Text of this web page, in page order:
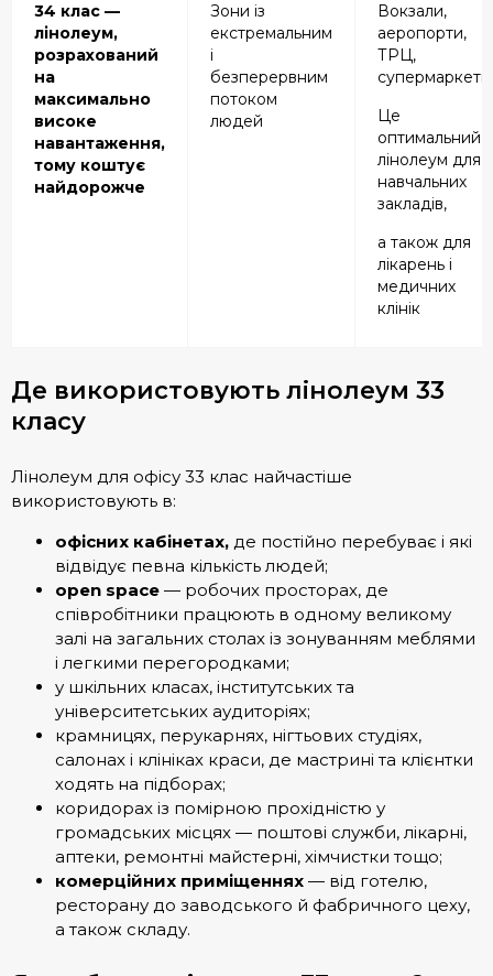
34 клас —
лінолеум,
розрахований
на
максимально
високе
навантаження,
тому коштує
найдорожче
Зони із
екстремальним
і
безперервним
потоком
людей
Вокзали,
аеропорти,
ТРЦ,
супермаркети.
Це
оптимальний
лінолеум для
навчальних
закладів,
а також для
лікарень і
медичних
клінік
Де використовують лінолеум 33
класу
Лінолеум для офісу 33 клас найчастіше
використовують в:
офісних кабінетах, де постійно перебуває і які
відвідує певна кількість людей;
open space — робочих просторах, де
співробітники працюють в одному великому
залі на загальних столах із зонуванням меблями
і легкими перегородками;
у шкільних класах, інститутських та
університетських аудиторіях;
крамницях, перукарнях, нігтьових студіях,
салонах і клініках краси, де мастрині та клієнтки
ходять на підборах;
коридорах із помірною прохідністю у
громадських місцях — поштові служби, лікарні,
аптеки, ремонтні майстерні, хімчистки тощо;
комерційних приміщеннях — від готелю,
ресторану до заводського й фабричного цеху,
а також складу.